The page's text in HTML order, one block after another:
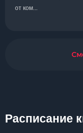
от ком...
Расписание